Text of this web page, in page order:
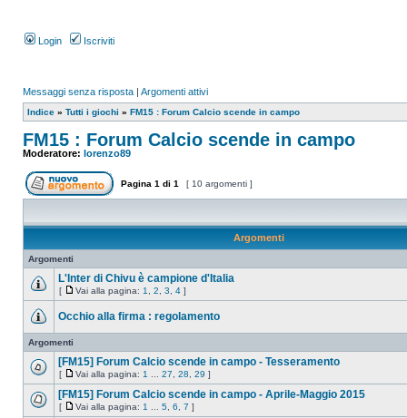
Login Iscriviti
Messaggi senza risposta | Argomenti attivi
Indice » Tutti i giochi » FM15 : Forum Calcio scende in campo
FM15 : Forum Calcio scende in campo
Moderatore: lorenzo89
Pagina 1 di 1 [ 10 argomenti ]
Argomenti
Argomenti
L'Inter di Chivu è campione d'Italia
[ Vai alla pagina: 1 2 3 4 ]
Occhio alla firma : regolamento
Argomenti
[FM15] Forum Calcio scende in campo - Tesseramento
[ Vai alla pagina: 1 27 28 29 ]
[FM15] Forum Calcio scende in campo - Aprile-Maggio 2015
[ Vai alla pagina: 1 5 6 7 ]